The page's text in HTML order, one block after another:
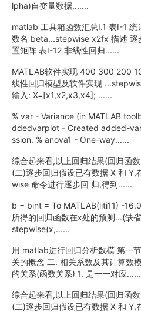
lpha)自变量数据,......
matlab 工具箱函数汇总Ⅰ.1 表Ⅰ-1
数名 beta...stepwise x2fx 描述 逐
置矩阵 表Ⅰ-12 非线性回归......
MATLAB软件实现 400 300 200
线性回归模型及软件实现
输入: X=[x1,x2,x3,x4]; ......
% var - Variance (in MATLAB
ddedvarplot - Created added-
ssion. % anova1 - One-way......
综合起来看,以上回归结果(回归函
(二)逐步回归假设已有数据 X 和
wise 命令进行逐步回 归,得到......
b = bint = To MATLAB(liti11) -
所得的回归函数在x处的预测...(缺
stepwise(x,......
用 matlab进行回归分析数模 第一
关的概念 二. 相关系数及其计算数
的关系(函数关系) 1. 是一一对应......
综合起来看,以上回归结果(回归函
(二)逐步回归假设已有数据 X 和